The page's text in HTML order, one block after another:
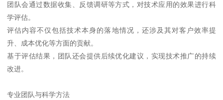
团队会通过数据收集、反馈调研等方式，对技术应用的效果进行科
学评估。
评估内容不仅包括技术本身的落地情况，还涉及其对客户效率提
升、成本优化等方面的贡献。
基于评估结果，团队还会提供后续优化建议，实现技术推广的持续
改进。
专业团队与科学方法